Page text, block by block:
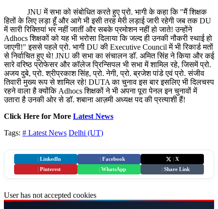
JNU में सभा को संबोधित करते हुए प्रो. भागी के कहा कि "मैं शिक्षक
हितों के लिए लड़ा हूँ और आगे भी इसी तरह मेरी लड़ाई जारी रहेगी जब तक DU
में सारी रिक्तियां भर नहीं जातीं और सबके प्रमोशन नहीं हो जाते! उन्होंने
Adhocs शिक्षकों को यह भी भरोसा दिलाया कि जल्द ही उनकी नौकरी स्थाई हो
जाएगी!" इससे पहले प्रो. भागी DU की Executive Council में भी रिकार्ड मतों
से निर्वाचित हुए थे! JNU की सभा का संचालन डॉ. अमित सिंह ने किया और कई
सारे वरिष्ठ प्रोफेसर और कॉलेज प्रिन्सिपल भी सभा में शामिल रहे, जिसमें प्रो.
अजय दुबे, प्रो. श्रीप्रकाश सिंह, प्रो. नेगी, प्रो. ब्रजेश पांडे एवं प्रो. संजीव
तिवारी मुख्य रूप से शामिल रहे! DUTA का चुनाव इस बार इसलिए भी दिलचस्प
रहने वाला है क्योंकि Adhocs शिक्षकों ने भी अपना पूरा पेनल इन चुनावों में
उतारा है उनकी ओर से डॉ. शबाना आज़मी अध्यक्ष पद की प्रत्याशी हैं!
Click Here for More Latest News
Tags: # Latest News Delhi (UT)
LinkedIn Facebook
X
Pinterest WhatsApp Share Link
User has not accepted cookies